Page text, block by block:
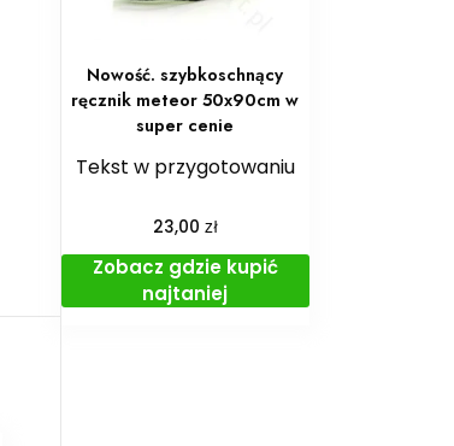
Nowość. szybkoschnący
ręcznik meteor 50x90cm w
super cenie
Tekst w przygotowaniu
23,00 zł
Zobacz gdzie kupić
najtaniej